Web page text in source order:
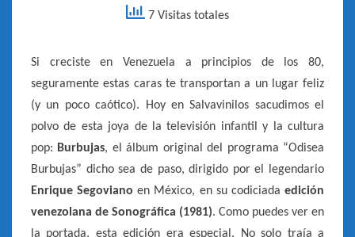
7 Visitas totales
Si creciste en Venezuela a principios de los 80,
seguramente estas caras te transportan a un lugar feliz
(y un poco caótico). Hoy en Salvavinilos sacudimos el
polvo de esta joya de la televisión infantil y la cultura
pop: Burbujas, el álbum original del programa “Odisea
Burbujas” dicho sea de paso, dirigido por el legendario
Enrique Segoviano en México, en su codiciadaedición
venezolana de Sonográfica (1981). Como puedes ver en
la portada, esta edición era especial. No solo traía a